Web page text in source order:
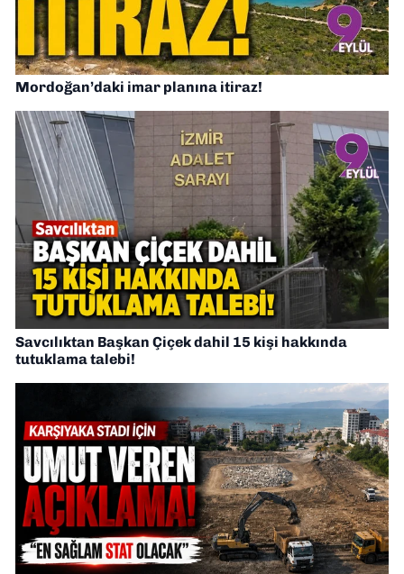
Mordoğan’daki imar planına itiraz!
Savcılıktan Başkan Çiçek dahil 15 kişi hakkında
tutuklama talebi!